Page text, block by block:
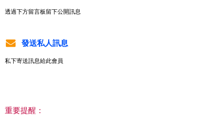
透過下方留言板留下公開訊息
發送私人訊息
私下寄送訊息給此會員
重要提醒：